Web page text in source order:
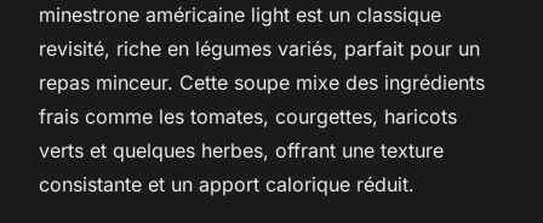
minestrone américaine light est un classique
revisité, riche en légumes variés, parfait pour un
repas minceur. Cette soupe mixe des ingrédients
frais comme les tomates, courgettes, haricots
verts et quelques herbes, offrant une texture
consistante et un apport calorique réduit.